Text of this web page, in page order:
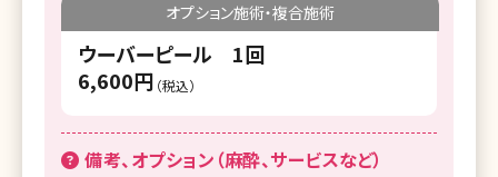
湘南美容クリニック 四日市院
湘南美容皮フ科 栄矢場町院
湘南美容クリニック 京都院
オプション施術・複合施術
ウーバーピール 1回
6,600円 （税込）
備考、オプション（麻酔、サービスなど）